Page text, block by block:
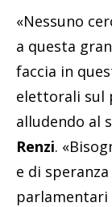
«Nessuno
a questa
faccia in
elettorali sul
alludendo al
Renzi.
e di